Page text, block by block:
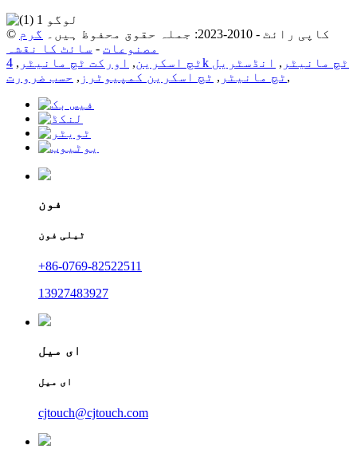
© کاپی رائٹ - 2010-2023: جملہ حقوق محفوظ ہیں۔
گرم
مصنوعات - سائٹ کا نقشہ
ٹچ اسکرین, اورکت ٹچ مانیٹر , 4k ٹچ مانیٹر , انڈسٹریل
ٹچ مانیٹر , ٹچ اسکرین کمپیوٹرز , حسب ضرورت ,
فون
ٹیلی فون
+86-0769-82522511
13927483927
ای میل
ای میل
cjtouch@cjtouch.com